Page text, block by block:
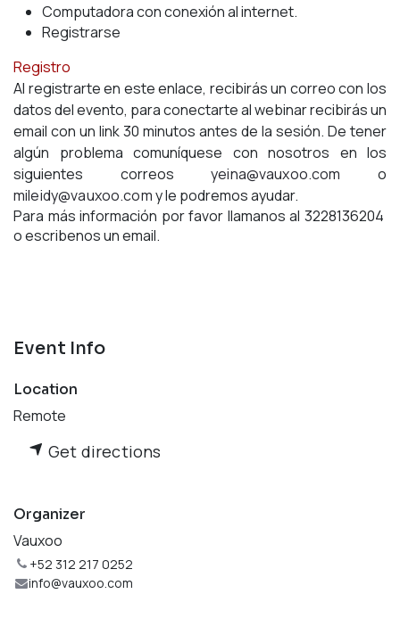
Computadora con conexión al internet.
Registrarse
Registro
Al registrarte en este enlace, recibirás un correo con los
datos del evento, para conectarte al webinar recibirás un
email con un link 30 minutos antes de la sesión. De tener
algún problema comuníquese con nosotros en los
siguientes correosyeina@vauxoo.com o
mileidy@vauxoo.comy le podremos ayudar.
Para más información por favor llamanos al 3228136204
o escribenos un email.
Event Info
Location
Remote
Get directions
Organizer
Vauxoo
+52 312 217 0252
info@vauxoo.com